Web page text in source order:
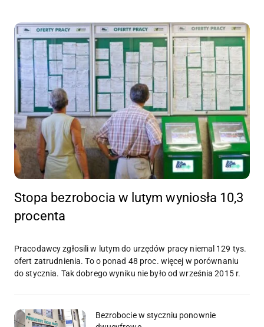
Stopa bezrobocia w lutym wyniosła 10,3
procenta
Pracodawcy zgłosili w lutym do urzędów pracy niemal 129 tys.
ofert zatrudnienia. To o ponad 48 proc. więcej w porównaniu
do stycznia. Tak dobrego wyniku nie było od września 2015 r.
Bezrobocie w styczniu ponownie